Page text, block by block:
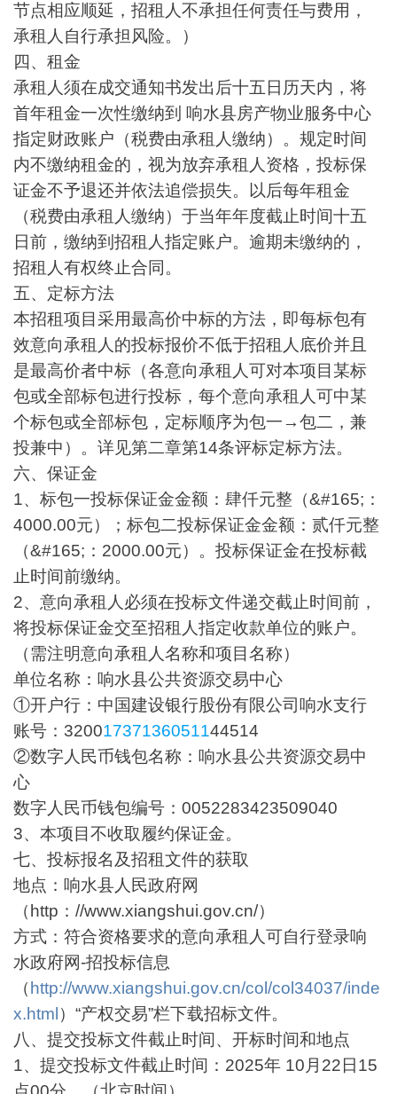
节点相应顺延，招租人不承担任何责任与费用，
承租人自行承担风险。）
四、租金
承租人须在成交通知书发出后十五日历天内，将
首年租金一次性缴纳到 响水县房产物业服务中心
指定财政账户（税费由承租人缴纳）。规定时间
内不缴纳租金的，视为放弃承租人资格，投标保
证金不予退还并依法追偿损失。以后每年租金
（税费由承租人缴纳）于当年年度截止时间十五
日前，缴纳到招租人指定账户。逾期未缴纳的，
招租人有权终止合同。
五、定标方法
本招租项目采用最高价中标的方法，即每标包有
效意向承租人的投标报价不低于招租人底价并且
是最高价者中标（各意向承租人可对本项目某标
包或全部标包进行投标，每个意向承租人可中某
个标包或全部标包，定标顺序为包一→包二，兼
投兼中）。详见第二章第14条评标定标方法。
六、保证金
1、标包一投标保证金金额：肆仟元整（&#165;：
4000.00元）；标包二投标保证金金额：贰仟元整
（&#165;：2000.00元）。投标保证金在投标截
止时间前缴纳。
2、意向承租人必须在投标文件递交截止时间前，
将投标保证金交至招租人指定收款单位的账户。
（需注明意向承租人名称和项目名称）
单位名称：响水县公共资源交易中心
①开户行：中国建设银行股份有限公司响水支行
账号：32001737136051144514
②数字人民币钱包名称：响水县公共资源交易中
心
数字人民币钱包编号：0052283423509040
3、本项目不收取履约保证金。
七、投标报名及招租文件的获取
地点：响水县人民政府网
（http：//www.xiangshui.gov.cn/）
方式：符合资格要求的意向承租人可自行登录响
水政府网-招投标信息
（ http://www.xiangshui.gov.cn/col/col34037/inde
x.html ）“产权交易”栏下载招标文件。
八、提交投标文件截止时间、开标时间和地点
1、提交投标文件截止时间：2025年 10月22日15